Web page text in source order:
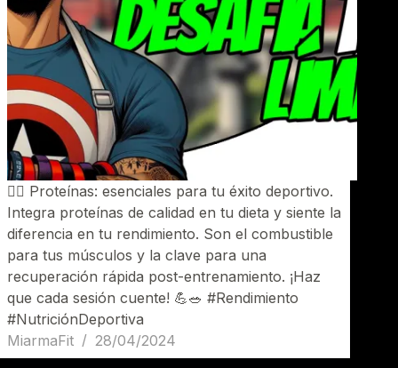
🏋️‍♂️ Proteínas: esenciales para tu éxito deportivo.
Integra proteínas de calidad en tu dieta y siente la
diferencia en tu rendimiento. Son el combustible
para tus músculos y la clave para una
recuperación rápida post-entrenamiento. ¡Haz
que cada sesión cuente! 💪🥗 #Rendimiento
#NutriciónDeportiva
MiarmaFit
28/04/2024